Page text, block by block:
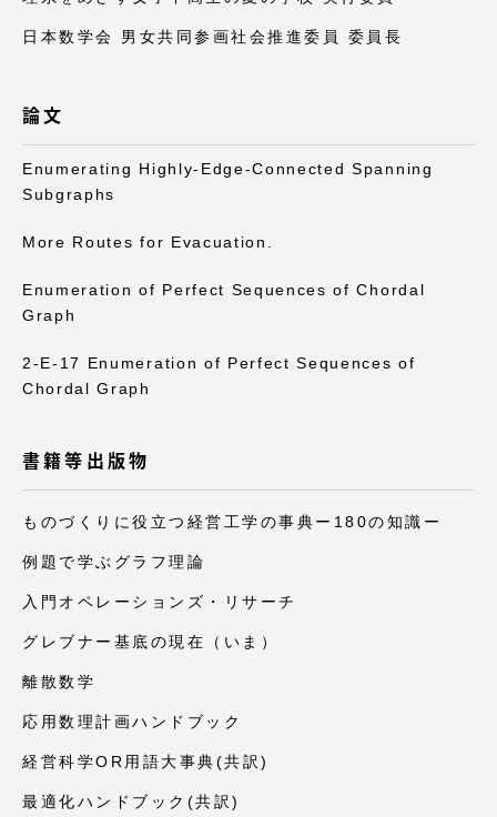
日本数学会 男女共同参画社会推進委員 委員長
論文
Enumerating Highly-Edge-Connected Spanning
Subgraphs
More Routes for Evacuation.
Enumeration of Perfect Sequences of Chordal
Graph
2-E-17 Enumeration of Perfect Sequences of
Chordal Graph
書籍等出版物
ものづくりに役立つ経営工学の事典ー180の知識ー
例題で学ぶグラフ理論
入門オペレーションズ・リサーチ
グレブナー基底の現在（いま）
離散数学
応用数理計画ハンドブック
経営科学OR用語大事典(共訳)
最適化ハンドブック(共訳)